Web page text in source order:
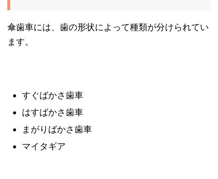
傘歯車には、歯の形状によって種類が分けられてい
ます。
すぐばかさ歯車
はすばかさ歯車
まがりばかさ歯車
マイタギア